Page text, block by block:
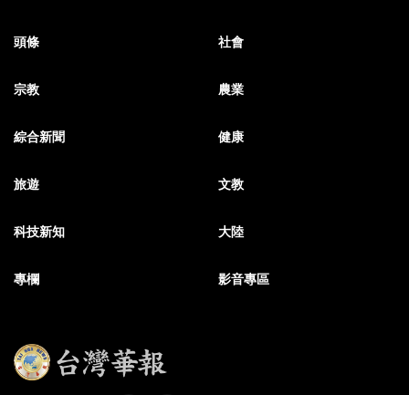
頭條 社會
宗教 農業
綜合新聞 健康
旅遊 文教
科技新知 大陸
專欄 影音專區